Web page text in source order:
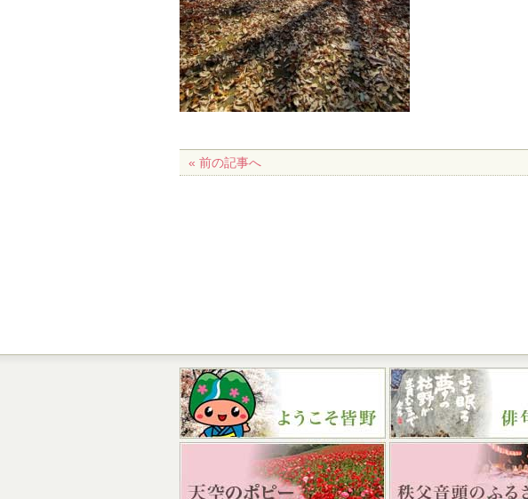
« 前の記事へ